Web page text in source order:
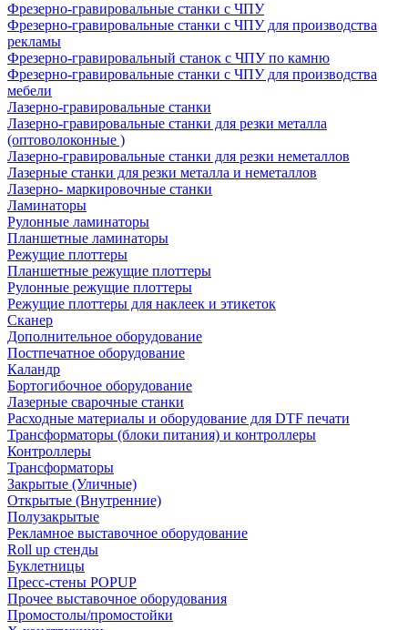
Фрезерно-гравировальные станки с ЧПУ
Фрезерно-гравировальные станки с ЧПУ для производства
рекламы
Фрезерно-гравировальный станок с ЧПУ по камню
Фрезерно-гравировальные станки с ЧПУ для производства
мебели
Лазерно-гравировальные станки
Лазерно-гравировальные станки для резки металла
(оптоволоконные )
Лазерно-гравировальные станки для резки неметаллов
Лазерные станки для резки металла и неметаллов
Лазерно- маркировочные станки
Ламинаторы
Рулонные ламинаторы
Планшетные ламинаторы
Режущие плоттеры
Планшетные режущие плоттеры
Рулонные режущие плоттеры
Режущие плоттеры для наклеек и этикеток
Сканер
Дополнительное оборудование
Постпечатное оборудование
Каландр
Бортогибочное оборудование
Лазерные сварочные станки
Расходные материалы и оборудование для DTF печати
Трансформаторы (блоки питания) и контроллеры
Контроллеры
Трансформаторы
Закрытые (Уличные)
Открытые (Внутренние)
Полузакрытые
Рекламное выставочное оборудование
Roll up стенды
Буклетницы
Пресс-стены POPUP
Прочее выставочное оборудования
Промостолы/промостойки